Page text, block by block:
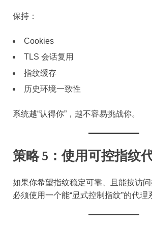
保持：
Cookies
TLS 会话复用
指纹缓存
历史环境一致性
系统越“认得你”，越不容易挑战你。
策略 5：使用可控指纹
如果你希望指纹稳定可靠、且能按访问
必须使用一个能“显式控制指纹”的代理